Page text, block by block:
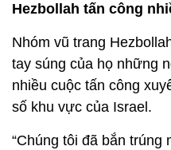
Hezbollah tấn công
Nhóm vũ trang
tay súng của họ những
nhiều cuộc tấn công
số khu vực của Israel.
“Chúng tôi đã bắn